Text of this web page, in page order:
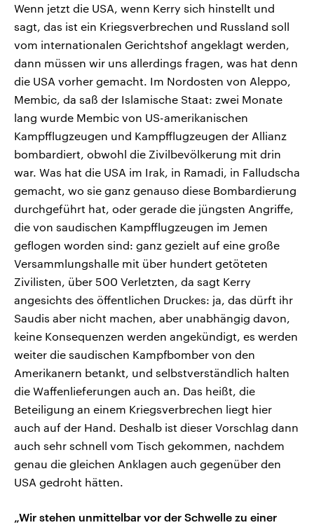
Wenn jetzt die USA, wenn Kerry sich hinstellt und
sagt, das ist ein Kriegsverbrechen und Russland soll
vom internationalen Gerichtshof angeklagt werden,
dann müssen wir uns allerdings fragen, was hat denn
die USA vorher gemacht. Im Nordosten von Aleppo,
Membic, da saß der Islamische Staat: zwei Monate
lang wurde Membic von US-amerikanischen
Kampfflugzeugen und Kampfflugzeugen der Allianz
bombardiert, obwohl die Zivilbevölkerung mit drin
war. Was hat die USA im Irak, in Ramadi, in Falludscha
gemacht, wo sie ganz genauso diese Bombardierung
durchgeführt hat, oder gerade die jüngsten Angriffe,
die von saudischen Kampfflugzeugen im Jemen
geflogen worden sind: ganz gezielt auf eine große
Versammlungshalle mit über hundert getöteten
Zivilisten, über 500 Verletzten, da sagt Kerry
angesichts des öffentlichen Druckes: ja, das dürft ihr
Saudis aber nicht machen, aber unabhängig davon,
keine Konsequenzen werden angekündigt, es werden
weiter die saudischen Kampfbomber von den
Amerikanern betankt, und selbstverständlich halten
die Waffenlieferungen auch an. Das heißt, die
Beteiligung an einem Kriegsverbrechen liegt hier
auch auf der Hand. Deshalb ist dieser Vorschlag dann
auch sehr schnell vom Tisch gekommen, nachdem
genau die gleichen Anklagen auch gegenüber den
USA gedroht hätten.
„Wir stehen unmittelbar vor der Schwelle zu einer